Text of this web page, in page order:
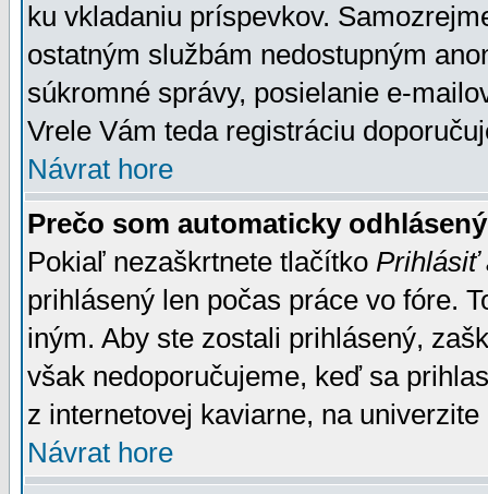
ku vkladaniu príspevkov.
ostatným službám nedostupným
súkromné správy, posielanie e-
Vrele Vám teda registráciu
Návrat hore
Prečo som automaticky
Pokiaľ nezaškrtnete tlačítko Prihlásiť
prihlásený len počas práce vo fóre.
iným. Aby ste zostali prihlásený,
však nedoporučujeme, keď sa
z internetovej kaviarne, na univerzite
Návrat hore